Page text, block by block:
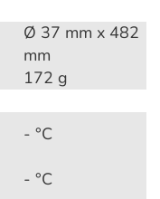
Ø 37 mm x 482
mm
172 g
- °C
- °C